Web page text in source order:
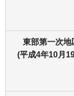
東部第一次地
(平成4年10月